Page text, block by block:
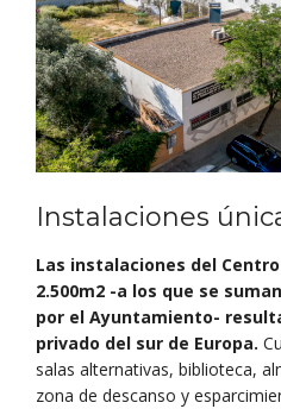
Instalaciones
Las instalaciones del
2.500m2 -a los que se
por el Ayuntamiento-
privado del sur de Europa.
salas alternativas, biblioteca,
zona de descanso y